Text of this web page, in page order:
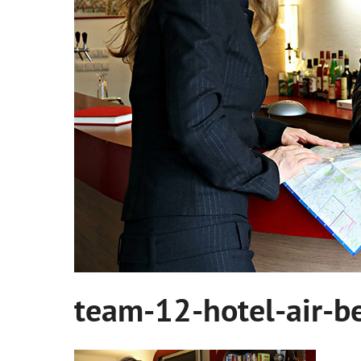
team-12-hotel-air-